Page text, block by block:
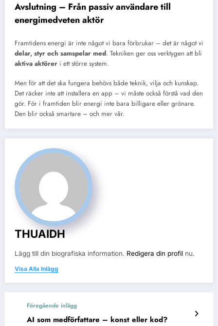
Avslutning – Från passiv användare till
energimedveten aktör
Framtidens energi är inte något vi bara förbrukar – det är något vi
delar, styr och samspelar med. Tekniken ger oss verktygen att bli
aktiva aktörer i ett större system.
Men för att det ska fungera behövs både teknik, vilja och kunskap.
Det räcker inte att installera en app – vi måste också förstå vad den
gör. För i framtiden blir energi inte bara billigare eller grönare.
Den blir också smartare – och mer vår.
THUAIDH
Lägg till din biografiska information. Redigera din profil nu.
Visa Alla Inlägg
Föregående inlägg
AI som medförfattare – konst eller kod?